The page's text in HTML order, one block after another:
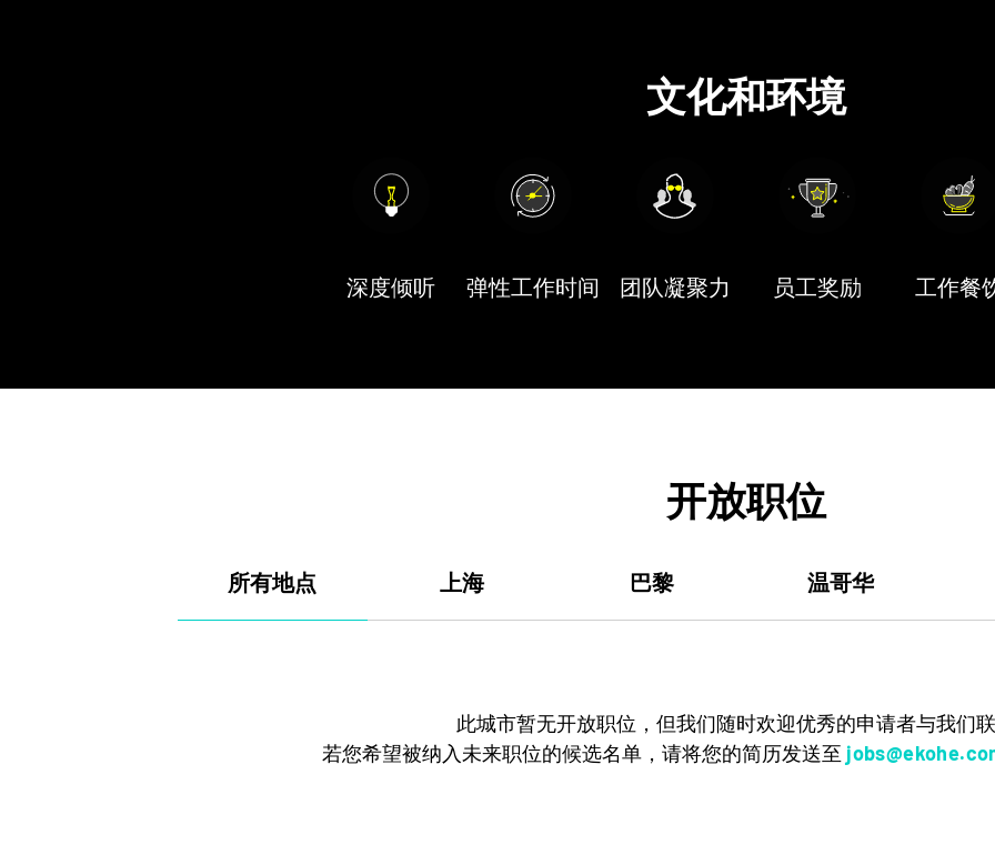
文化和环境
深度倾听 弹性工作时间 团队凝聚力 员工奖励 工作餐
开放职位
所有地点 上海 巴黎 温哥华
此城市暂无开放职位，但我们随时欢迎优秀的申请者与我们
若您希望被纳入未来职位的候选名单，请将您的简历发送至